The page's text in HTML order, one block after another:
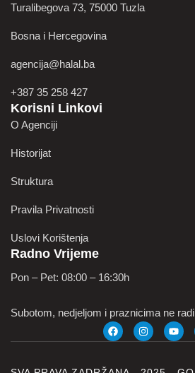
Turalibegova 73, 75000 Tuzla
Bosna i Hercegovina
agencija@halal.ba
+387 35 258 427
Korisni Linkovi
O Agenciji
Historijat
Struktura
Pravila Privatnosti
Uslovi Korištenja
Radno Vrijeme
Pon – Pet: 08:00 – 16:30h
Subotom, nedjeljom i praznicima ne